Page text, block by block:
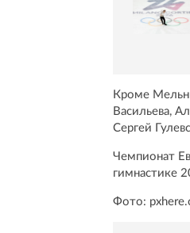
Кроме
Васильева,
Сергей
Чемпионат
гимнастике
Фото: